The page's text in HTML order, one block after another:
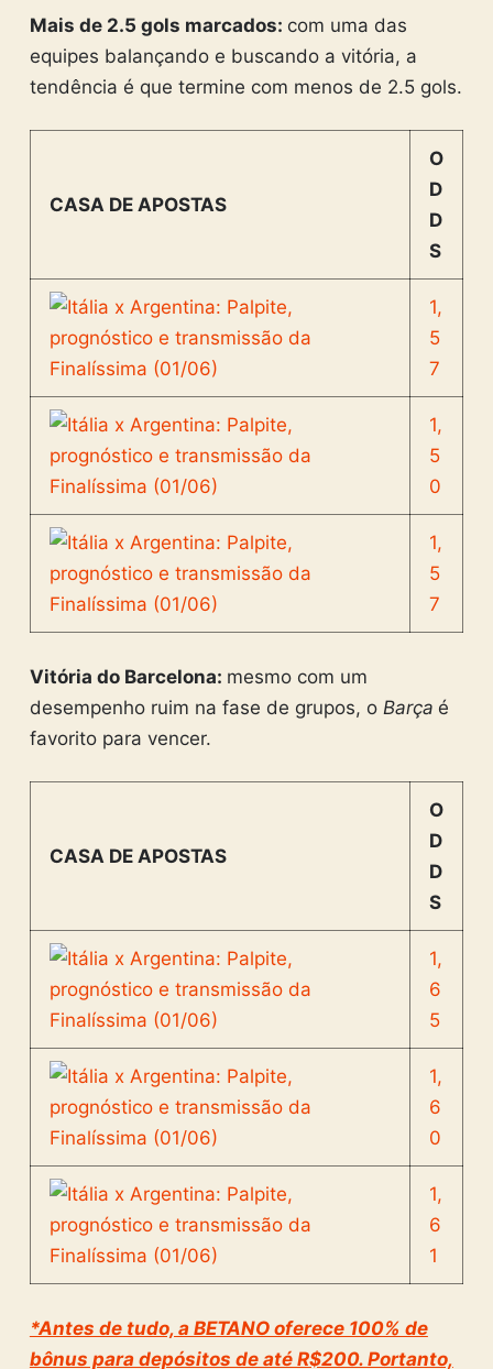
Mais de 2.5 gols marcados: com uma das
equipes balançando e buscando a vitória, a
tendência é que termine com menos de 2.5 gols.
CASA DE APOSTAS
O
D
D
S
1,
5
7
1,
5
0
1,
5
7
Vitória do Barcelona: mesmo com um
desempenho ruim na fase de grupos, o Barça é
favorito para vencer.
CASA DE APOSTAS
O
D
D
S
1,
6
5
1,
6
0
1,
6
1
*Antes de tudo, a BETANO oferece 100% de
bônus para depósitos de até R$200. Portanto,